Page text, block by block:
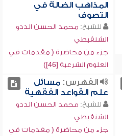
المذاهب الضالة في
التصوف
للشيخ: محمد الحسن الددو
الشنقيطي
جزء من محاضرة ( مقدمات في
العلوم الشرعية [46])
الفهرس:مسائل
علم القواعد الفقهية
للشيخ: محمد الحسن الددو
الشنقيطي
جزء من محاضرة ( مقدمات في